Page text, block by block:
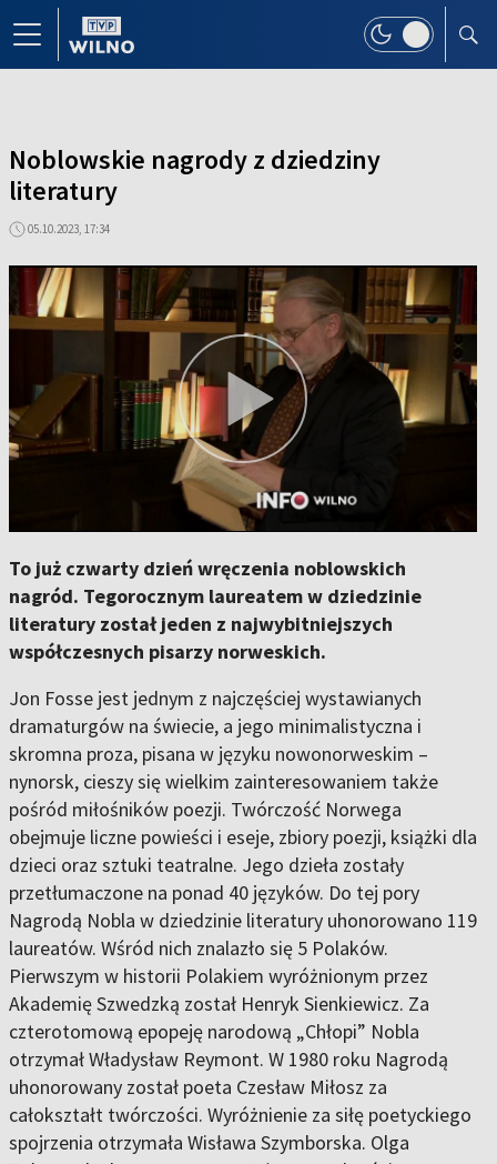
Noblowskie nagrody z dziedziny
literatury
05.10.2023, 17:34
To już czwarty dzień wręczenia noblowskich
nagród. Tegorocznym laureatem w dziedzinie
literatury został jeden z najwybitniejszych
współczesnych pisarzy norweskich.
Jon Fosse jest jednym z najczęściej wystawianych
dramaturgów na świecie, a jego minimalistyczna i
skromna proza, pisana w języku nowonorweskim –
nynorsk, cieszy się wielkim zainteresowaniem także
pośród miłośników poezji. Twórczość Norwega
obejmuje liczne powieści i eseje, zbiory poezji, książki dla
dzieci oraz sztuki teatralne. Jego dzieła zostały
przetłumaczone na ponad 40 języków. Do tej pory
Nagrodą Nobla w dziedzinie literatury uhonorowano 119
laureatów. Wśród nich znalazło się 5 Polaków.
Pierwszym w historii Polakiem wyróżnionym przez
Akademię Szwedzką został Henryk Sienkiewicz. Za
czterotomową epopeję narodową „Chłopi” Nobla
otrzymał Władysław Reymont. W 1980 roku Nagrodą
uhonorowany został poeta Czesław Miłosz za
całokształt twórczości. Wyróżnienie za siłę poetyckiego
spojrzenia otrzymała Wisława Szymborska. Olga